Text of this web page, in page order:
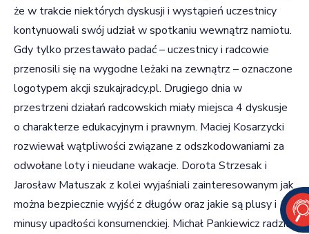
że w trakcie niektórych dyskusji i wystąpień uczestnicy
kontynuowali swój udział w spotkaniu wewnątrz namiotu.
Gdy tylko przestawało padać – uczestnicy i radcowie
przenosili się na wygodne leżaki na zewnątrz – oznaczone
logotypem akcji szukajradcy.pl. Drugiego dnia w
przestrzeni działań radcowskich miały miejsca 4 dyskusje
o charakterze edukacyjnym i prawnym. Maciej Kosarzycki
rozwiewał wątpliwości związane z odszkodowaniami za
odwołane loty i nieudane wakacje. Dorota Strzesak i
Jarosław Matuszak z kolei wyjaśniali zainteresowanym jak
można bezpiecznie wyjść z długów oraz jakie są plusy i
minusy upadłości konsumenckiej. Michał Pankiewicz radził